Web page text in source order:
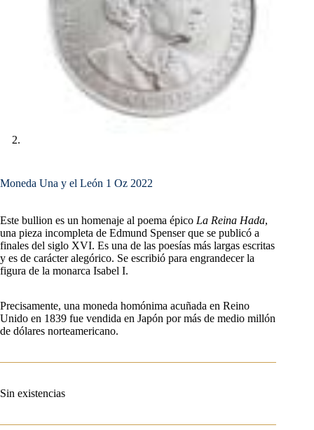
Moneda Una y el León 1 Oz 2022
Este bullion es un homenaje al poema épico La Reina Hada,
una pieza incompleta de Edmund Spenser que se publicó a
finales del siglo XVI. Es una de las poesías más largas escritas
y es de carácter alegórico. Se escribió para engrandecer la
figura de la monarca Isabel I.
Precisamente, una moneda homónima acuñada en Reino
Unido en 1839 fue vendida en Japón por más de medio millón
de dólares norteamericano.
Sin existencias